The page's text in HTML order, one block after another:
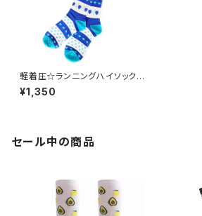
軽着圧☆ランニングハイソックス
scrub P8
¥1,350
セール中の商品